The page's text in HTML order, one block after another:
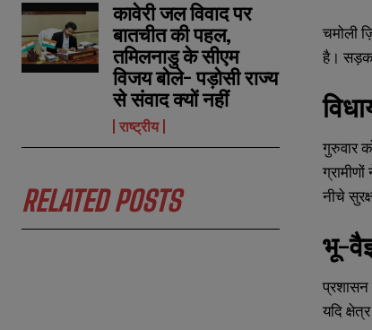
कावेरी जल विवाद पर
बातचीत की पहल,
तमिलनाडु के सीएम
विजय बोले- पड़ोसी राज्य
से संवाद क्यों नहीं
राष्ट्रीय
RELATED POSTS
चमोली
है।
गुरुवार
नीचे
भू-
प्रशासन
यदि